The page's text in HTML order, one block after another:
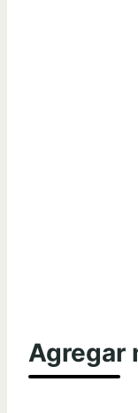
Agregar